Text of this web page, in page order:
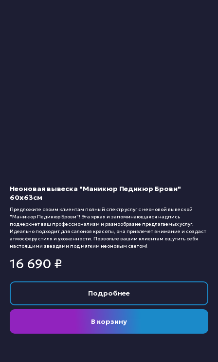
Неоновая вывеска "Маникюр Педикюр Брови"
60х63см
Предложите своим клиентам полный спектр услуг с неоновой вывеской
"Маникюр Педикюр Брови"! Эта яркая и запоминающаяся надпись
подчеркнет ваш профессионализм и разнообразие предлагаемых услуг.
Идеально подходит для салонов красоты, она привлечет внимание и создаст
атмосферу стиля и ухоженности. Позвольте вашим клиентам ощутить себя
настоящими звездами под мягким неоновым светом!
16 690 ₽
Подробнее
В корзину